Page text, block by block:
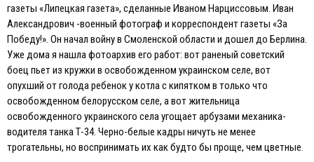
газеты «Липецкая газета», сделанные Иваном Нарциссовым. Иван
Александрович -военный фотограф и корреспондент газеты «За
Победу!». Он начал войну в Смоленской области и дошел до Берлина.
Уже дома я нашла фотоархив его работ: вот раненый советский
боец пьет из кружки в освобожденном украинском селе, вот
опухший от голода ребенок у котла с кипятком в только что
освобожденном белорусском селе, а вот жительница
освобожденного украинского села угощает арбузами механика-
водителя танка Т-34. Черно-белые кадры ничуть не менее
трогательны, но воспринимать их как будто бы проще, чем цветные.